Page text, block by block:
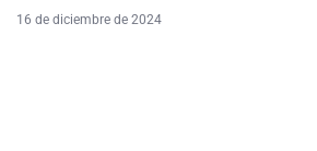
16 de diciembre de 2024